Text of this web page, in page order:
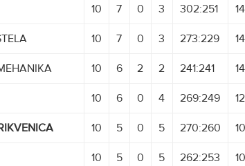
10 7 0 3 302:251 14
10 7 0 3 273:229 14
10 6 2 2 241:241 14
10 6 0 4 269:249 12
10 5 0 5 270:260 10
10 5 0 5 262:253 10